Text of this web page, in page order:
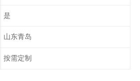
是
山东青岛
按需定制